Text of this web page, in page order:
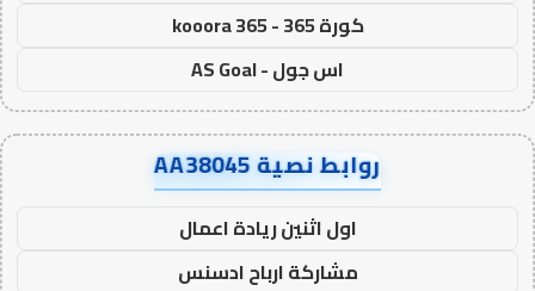
كورة 365 - kooora 365
اس جول - AS Goal
روابط نصية AA38045
اول اثنين ريادة اعمال
مشاركة ارباح ادسنس